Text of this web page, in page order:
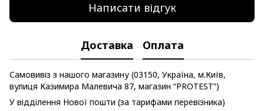
Написати відгук
Доставка Оплата
Самовивіз з нашого магазину (03150, Україна, м.Київ,
вулиця Казимира Малевича 87, магазин “PROTEST”)
У відділення Нової пошти (за тарифами перевізника)